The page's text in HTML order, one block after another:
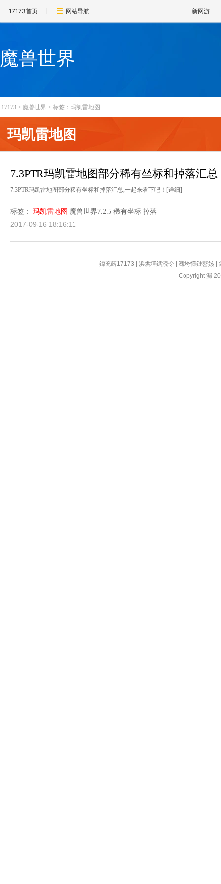
17173首页 网站导航 新网游
魔兽世界
17173 > 魔兽世界 > 标签：玛凯雷地图
玛凯雷地图
7.3PTR玛凯雷地图部分稀有坐标和掉落汇总
7.3PTR玛凯雷地图部分稀有坐标和掉落汇总,一起来看下吧！ [详细]
标签： 玛凯雷地图 魔兽世界7.2.5 稀有坐标 掉落
2017-09-16 18:16:11
鍏充簬17173 |浜烘墠鎷涜仒 |骞垮憡鏈嶅姟 |
Copyright 漏